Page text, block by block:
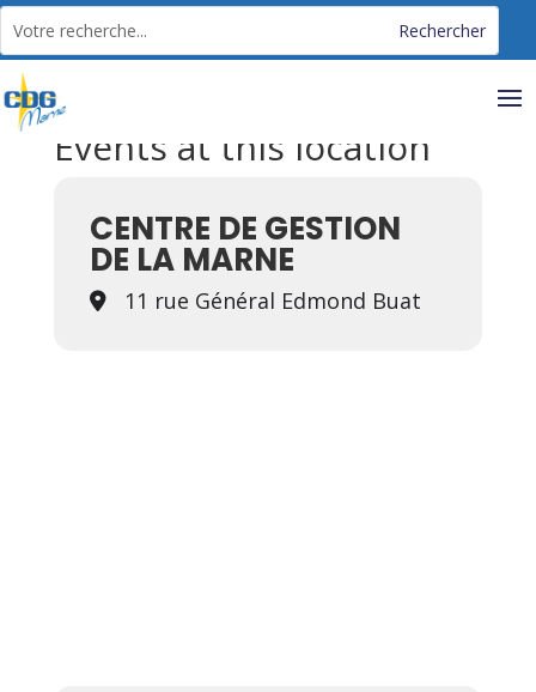
Events at this location
CENTRE DE GESTION
DE LA MARNE
11 rue Général Edmond Buat
Panneau de gestion des cookies